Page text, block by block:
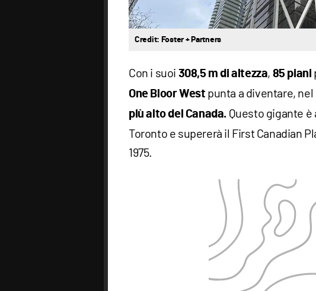
Credit: Foster + Partners
Con i suoi 308,5 m di altezza, 85 piani
One Bloor West punta a diventare,
più alto del Canada. Questo gigante
Toronto e supererà il First Canadian
1975.